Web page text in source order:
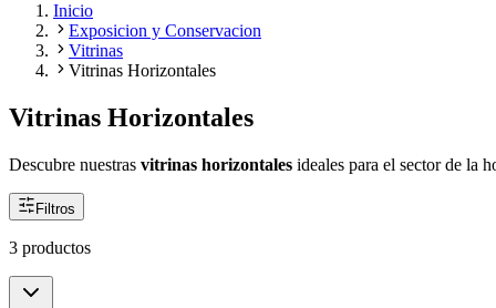
Inicio
Exposicion y Conservacion
Vitrinas
Vitrinas Horizontales
Vitrinas Horizontales
Descubre nuestras vitrinas horizontales ideales para el sector de la
Filtros
3 productos